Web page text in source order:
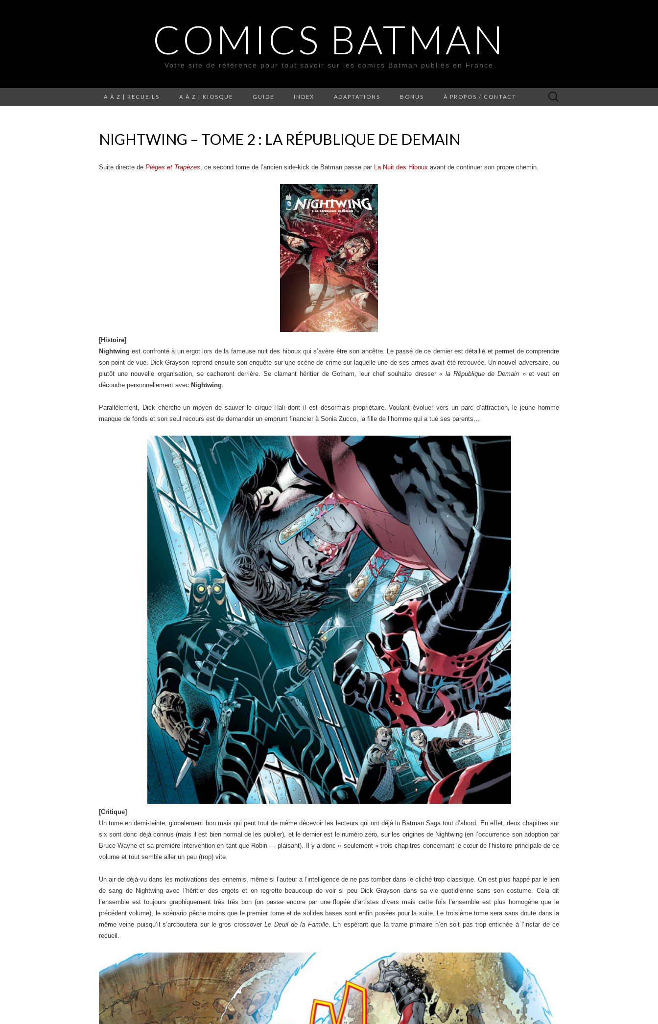
COMICS BATMAN
Votre site de référence pour tout savoir sur les comics Batman publiés en France
A À Z | RECUEILS A À Z | KIOSQUE GUIDE INDEX ADAPTATIONS BONUS À PROPOS / CONTACT Rechercher :
NIGHTWING – TOME 2 : LA RÉPUBLIQUE DE DEMAIN
Suite directe de Pièges et Trapèzes, ce second tome de l’ancien side-kick de Batman passe par La Nuit des Hiboux avant de continuer son propre chemin.
[Histoire]
Nightwing est confronté à un ergot lors de la fameuse nuit des hiboux qui s’avère être son ancêtre. Le passé de ce dernier est détaillé et permet de comprendre
son point de vue. Dick Grayson reprend ensuite son enquête sur une scène de crime sur laquelle une de ses armes avait été retrouvée. Un nouvel adversaire, ou
plutôt une nouvelle organisation, se cacheront derrière. Se clamant héritier de Gotham, leur chef souhaite dresser « la République de Demain » et veut en
découdre personnellement avec Nightwing.
Parallèlement, Dick cherche un moyen de sauver le cirque Hali dont il est désormais propriétaire. Voulant évoluer vers un parc d’attraction, le jeune homme
manque de fonds et son seul recours est de demander un emprunt financier à Sonia Zucco, la fille de l’homme qui a tué ses parents…
[Critique]
Un tome en demi-teinte, globalement bon mais qui peut tout de même décevoir les lecteurs qui ont déjà lu Batman Saga tout d’abord. En effet, deux chapitres sur
six sont donc déjà connus (mais il est bien normal de les publier), et le dernier est le numéro zéro, sur les origines de Nightwing (en l’occurrence son adoption par
Bruce Wayne et sa première intervention en tant que Robin — plaisant). Il y a donc « seulement » trois chapitres concernant le cœur de l’histoire principale de ce
volume et tout semble aller un peu (trop) vite.
Un air de déjà-vu dans les motivations des ennemis, même si l’auteur a l’intelligence de ne pas tomber dans le cliché trop classique. On est plus happé par le lien
de sang de Nightwing avec l’héritier des ergots et on regrette beaucoup de voir si peu Dick Grayson dans sa vie quotidienne sans son costume. Cela dit
l’ensemble est toujours graphiquement très très bon (on passe encore par une flopée d’artistes divers mais cette fois l’ensemble est plus homogène que le
précédent volume), le scénario pêche moins que le premier tome et de solides bases sont enfin posées pour la suite. Le troisième tome sera sans doute dans la
même veine puisqu’il s’arcboutera sur le gros crossoverLe Deuil de la Famille. En espérant que la trame primaire n’en soit pas trop entichée à l’instar de ce
recueil.